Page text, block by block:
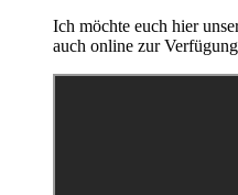
Ich möchte euch hier
auch online zur